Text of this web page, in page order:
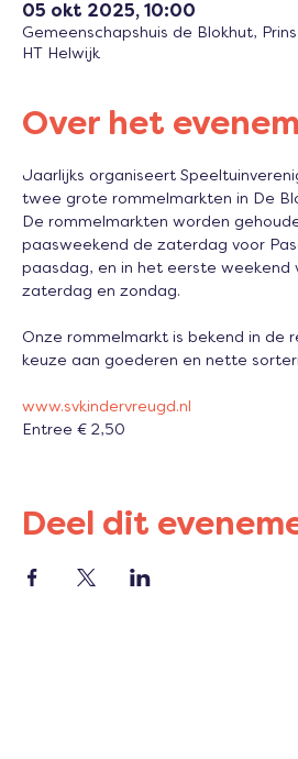
05 okt 2025, 10:00
Gemeenschapshuis de Blokhut,
HT Helwijk
Over het
Jaarlijks organiseert
twee grote rommelmarkten in De
De rommelmarkten worden
paasweekend de zaterdag voor
paasdag, en in het eerste weekend
zaterdag en zondag.
Onze rommelmarkt is bekend in de
keuze aan goederen en nette
www.svkindervreugd.nl
Entree € 2,50
Deel dit